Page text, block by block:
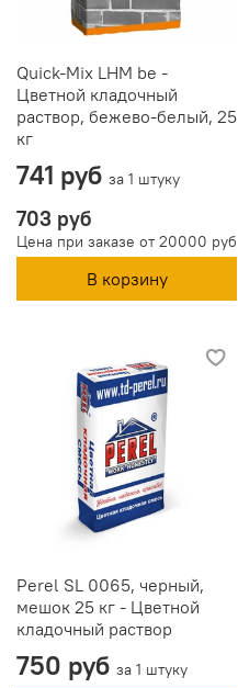
Quick-Mix LHM be -
Цветной кладочный
раствор, бежево-белый, 25
кг
741 руб за 1 штуку
703 руб
Цена при заказе от 20000 руб
В корзину
Perel SL 0065, черный,
мешок 25 кг - Цветной
кладочный раствор
750 руб за 1 штуку